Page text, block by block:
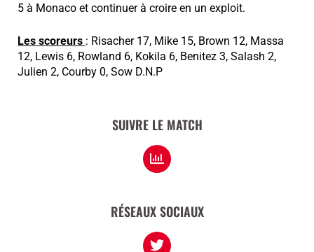
5 à Monaco et continuer à croire en un exploit.
Les scoreurs : Risacher 17, Mike 15, Brown 12, Massa
12, Lewis 6, Rowland 6, Kokila 6, Benitez 3, Salash 2,
Julien 2, Courby 0, Sow D.N.P
SUIVRE LE MATCH
RÉSEAUX SOCIAUX